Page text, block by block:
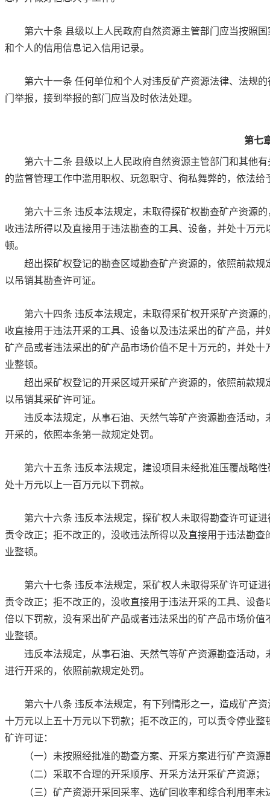
第六十条 县级以上人民政府自然资源主管部门应当按照
和个人的信用信息记入信用记录。
第六十一条 任何单位和个人对违反矿产资源法律、法规
门举报，接到举报的部门应当及时依法处理。
第七
第六十二条 县级以上人民政府自然资源主管部门和其他
的监督管理工作中滥用职权、玩忽职守、徇私舞弊的，依法给
第六十三条 违反本法规定，未取得探矿权勘查矿产资源
收违法所得以及直接用于违法勘查的工具、设备，并处十万
顿。
超出探矿权登记的勘查区域勘查矿产资源的，依照前款
以吊销其勘查许可证。
第六十四条 违反本法规定，未取得采矿权开采矿产资源
收直接用于违法开采的工具、设备以及违法采出的矿产品，
矿产品或者违法采出的矿产品市场价值不足十万元的，并处
业整顿。
超出采矿权登记的开采区域开采矿产资源的，依照前款
以吊销其采矿许可证。
违反本法规定，从事石油、天然气等矿产资源勘查活动
开采的，依照本条第一款规定处罚。
第六十五条 违反本法规定，建设项目未经批准压覆战略
处十万元以上一百万元以下罚款。
第六十六条 违反本法规定，探矿权人未取得勘查许可证
责令改正；拒不改正的，没收违法所得以及直接用于违法勘
业整顿。
第六十七条 违反本法规定，采矿权人未取得采矿许可证
责令改正；拒不改正的，没收直接用于违法开采的工具、设
倍以下罚款，没有采出矿产品或者违法采出的矿产品市场价
业整顿。
违反本法规定，从事石油、天然气等矿产资源勘查活动
进行开采的，依照前款规定处罚。
第六十八条 违反本法规定，有下列情形之一，造成矿产
十万元以上五十万元以下罚款；拒不改正的，可以责令停业
矿许可证：
（一）未按照经批准的勘查方案、开采方案进行矿产资源
（二）采取不合理的开采顺序、开采方法开采矿产资源；
（三）矿产资源开采回采率、选矿回收率和综合利用率